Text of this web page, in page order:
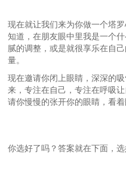
现在就让我们来为你做一个塔
知道，在朋友眼中里我是一个
腻的调整，或是就很享乐在自
量。
现在邀请你闭上眼睛，深深的
来，专注在自己，专注在呼吸
请你慢慢的张开你的眼睛，看
你选好了吗？答案就在下面，选